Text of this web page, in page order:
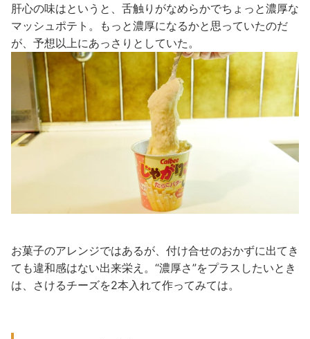
肝心の味はというと、舌触りがなめらかでちょっと濃厚な
マッシュポテト。もっと濃厚になるかと思っていたのだ
が、予想以上にあっさりとしていた。
お菓子のアレンジではあるが、付け合せのおかずに出てき
ても違和感はない出来栄え。“濃厚さ”をプラスしたいとき
は、さけるチーズを2本入れて作ってみては。